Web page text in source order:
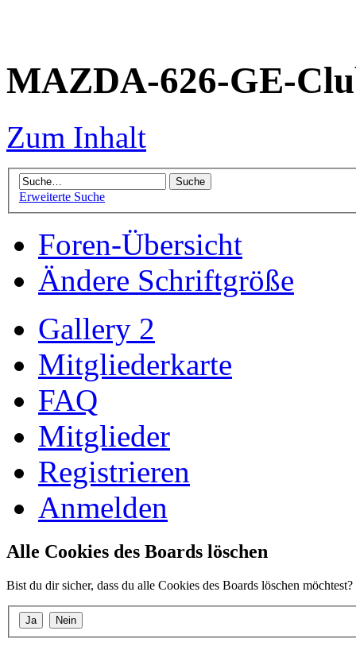
MAZDA-626-GE-
Zum Inhalt
Erweiterte Suche
Foren-Übersicht
Ändere Schriftgröße
Gallery 2
Mitgliederkarte
FAQ
Mitglieder
Registrieren
Anmelden
Alle Cookies des Boards löschen
Bist du dir sicher, dass du alle Cookies des Boards löschen möchtest?